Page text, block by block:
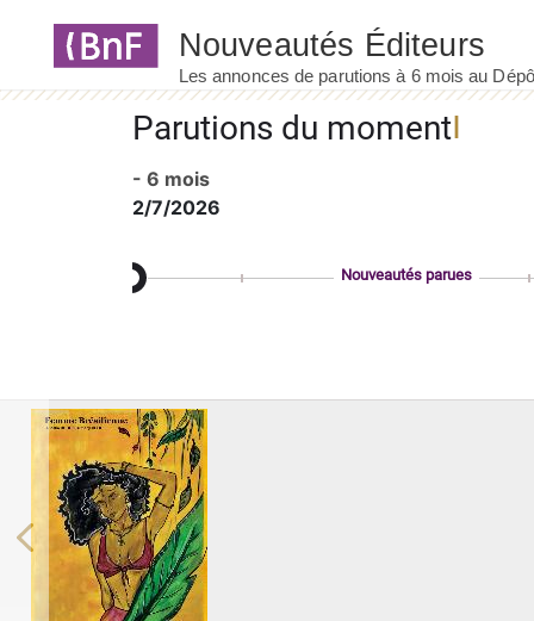
Parutions du moment
- 6 mois
2/7/2026
Nouveautés parues
Previous